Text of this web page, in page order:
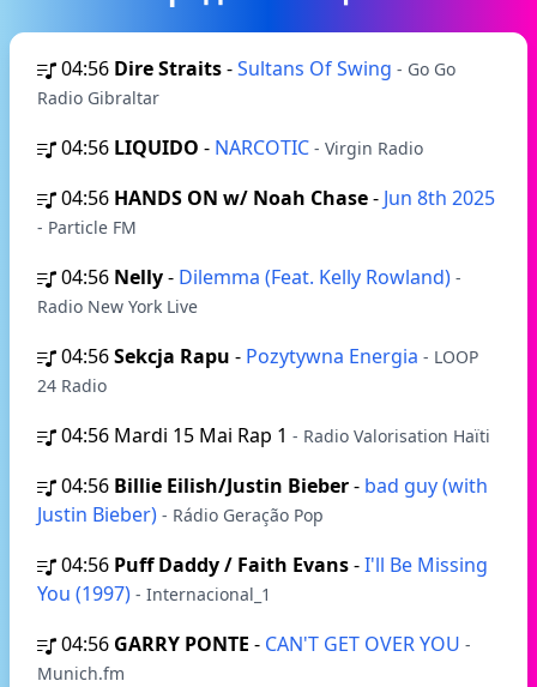
04:56 Dire Straits-Sultans Of Swing - Go Go
Radio Gibraltar
04:56 LIQUIDO - NARCOTIC - Virgin Radio
04:56 HANDS ON w/ Noah Chase- Jun 8th 2025
- Particle FM
04:56 Nelly- Dilemma (Feat. Kelly Rowland) -
Radio New York Live
04:56Sekcja Rapu - Pozytywna Energia - LOOP
24 Radio
04:56 Mardi 15 Mai Rap 1 - Radio Valorisation Haïti
04:56 Billie Eilish/Justin Bieber- bad guy (with
Justin Bieber) - Rádio Geração Pop
04:56 Puff Daddy / Faith Evans-I'll Be Missing
You (1997) - Internacional_1
04:56 GARRY PONTE - CAN'T GET OVER YOU -
Munich.fm